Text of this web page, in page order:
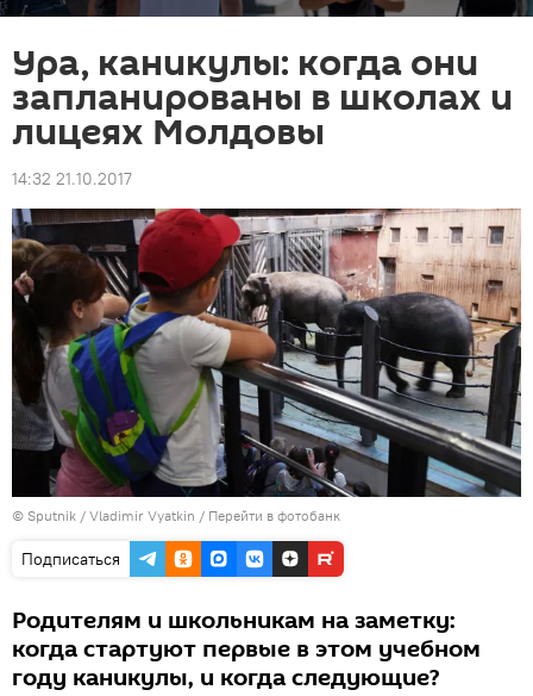
Ура, каникулы: когда они
запланированы в школах и
лицеях Молдовы
14:32 21.10.2017
© Sputnik / Vladimir Vyatkin / Перейти в фотобанк
Подписаться
Родителям и школьникам на заметку:
когда стартуют первые в этом учебном
году каникулы, и когда следующие?